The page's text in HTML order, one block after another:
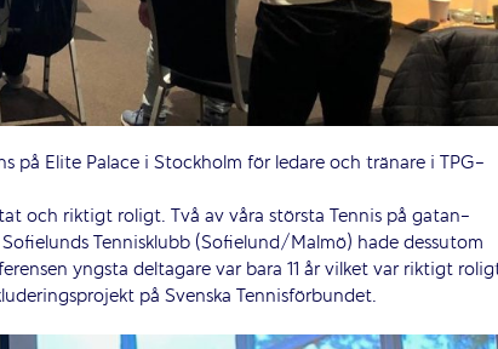
på Elite Palace i Stockholm för ledare och tränare i TPG-
och riktigt roligt. Två av våra största Tennis på gatan-
Tennisklubb (Sofielund/Malmö) hade dessutom
yngsta deltagare var bara 11 år vilket var riktigt
på Svenska Tennisförbundet.